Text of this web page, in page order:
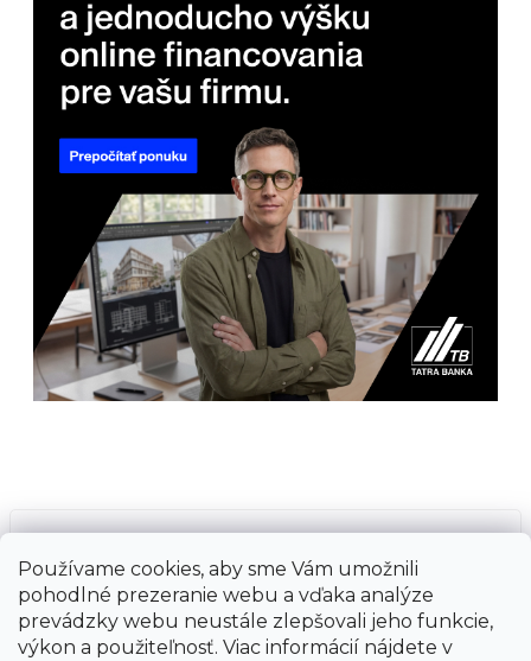
Používame cookies, aby sme Vám umožnili
pohodlné prezeranie webu a vďaka analýze
prevádzky webu neustále zlepšovali jeho funkcie,
výkon a použiteľnosť. Viac informácií nájdete v